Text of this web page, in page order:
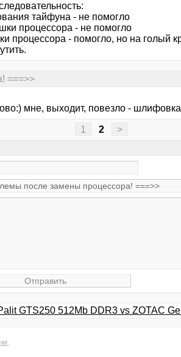
тайфуна - не помогло
процессора - не помогло
процессора - помогло, но на голый
===>>
мне, выходит, повезло -
1 2 >
GTS250 512Mb DDR3 vs ZOTAC
.